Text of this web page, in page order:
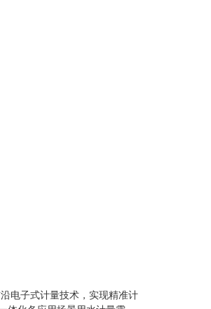
电子式计量技术，实现精准计